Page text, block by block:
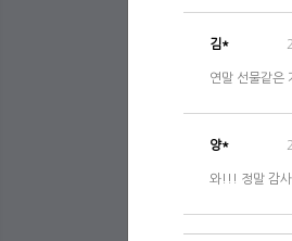
김*
연말 선물같
양*
와!!! 정말 감